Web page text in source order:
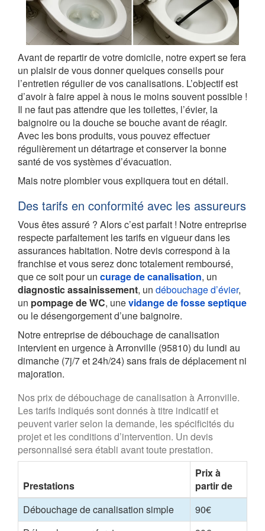
Avant de repartir de votre domicile, notre expert se fera
un plaisir de vous donner quelques conseils pour
l’entretien régulier de vos canalisations. L’objectif est
d’avoir à faire appel à nous le moins souvent possible !
Il ne faut pas attendre que les toilettes, l’évier, la
baignoire ou la douche se bouche avant de réagir.
Avec les bons produits, vous pouvez effectuer
régulièrement un détartrage et conserver la bonne
santé de vos systèmes d’évacuation.
Mais notre plombier vous expliquera tout en détail.
Des tarifs en conformité avec les assureurs
Vous êtes assuré ? Alors c’est parfait ! Notre entreprise
respecte parfaitement les tarifs en vigueur dans les
assurances habitation. Notre devis correspond à la
franchise et vous serez donc totalement remboursé,
que ce soit pour un curage de canalisation, un
diagnostic assainissement, un débouchage d’évier,
un pompage de WC, unevidange de fosse septique
ou le désengorgement d’une baignoire.
Notre entreprise de débouchage de canalisation
intervient en urgence à Arronville (95810) du lundi au
dimanche (7j/7 et 24h/24) sans frais de déplacement ni
majoration.
Nos prix de débouchage de canalisation à Arronville.
Les tarifs indiqués sont donnés à titre indicatif et
peuvent varier selon la demande, les spécificités du
projet et les conditions d’intervention. Un devis
personnalisé sera établi avant toute prestation.
Prestations
Prix à
partir de
Débouchage de canalisation simple
90€